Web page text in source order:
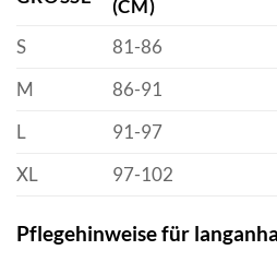
(CM)
S
81-86
M
86-91
L
91-97
XL
97-102
Pflegehinweise für